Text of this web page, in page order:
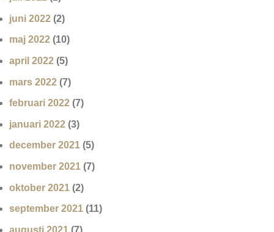
juni 2022 (2)
maj 2022 (10)
april 2022 (5)
mars 2022 (7)
februari 2022 (7)
januari 2022 (3)
december 2021 (5)
november 2021 (7)
oktober 2021 (2)
september 2021 (11)
augusti 2021 (7)